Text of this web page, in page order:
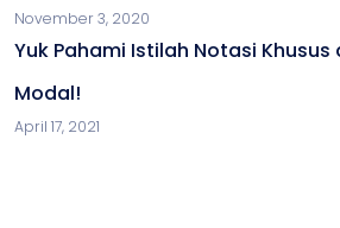
November 3, 2020
Yuk Pahami Istilah Notasi
Modal!
April 17, 2021